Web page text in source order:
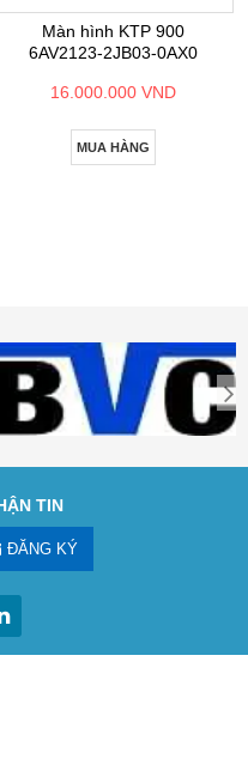
Màn hình KTP 900
6AV2123-2JB03-0AX0
16.000.000 VND
MUA HÀNG
TIN
ĐĂNG KÝ